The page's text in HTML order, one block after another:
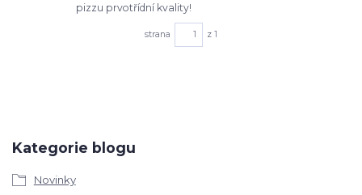
Kategorie blogu
Novinky
pizzu prvotřídní kvality!
strana z 1